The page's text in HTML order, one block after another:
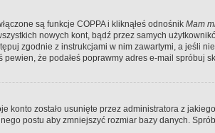
są funkcje COPPA i kliknąłeś odnośnik Mam
nowych kont, bądź przez samych
zgodnie z instrukcjami w nim zawartymi, a jeśli
że podałeś poprawmy adres e-mail spróbuj
konto zostało usunięte przez administratora z
postu aby zmniejszyć rozmiar bazy danych.